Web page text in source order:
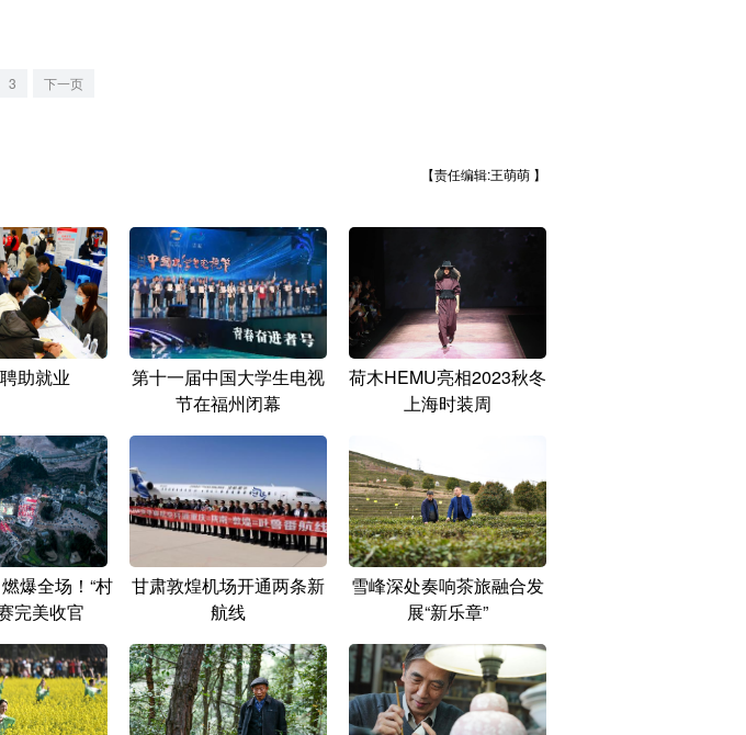
3 下一页
【责任编辑:王萌萌 】
助就业
第十一届中国大学生电视
节在福州闭幕
荷木HEMU亮相2023秋冬
上海时装周
爆全场！“村
完美收官
甘肃敦煌机场开通两条新
航线
雪峰深处奏响茶旅融合发
展“新乐章”